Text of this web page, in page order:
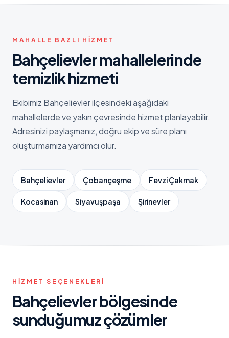
MAHALLE BAZLI HIZMET
Bahçelievlermahallelerinde
temizlik hizmeti
Ekibimiz Bahçelievlerilçesindeki aşağıdaki
mahallelerde ve yakın çevresinde hizmet planlayabilir.
Adresinizi paylaşmanız, doğru ekip ve süre planı
oluşturmamıza yardımcı olur.
Bahçelievler Çobançeşme Fevzi Çakmak
Kocasinan Siyavuşpaşa Şirinevler
HIZMET SEÇENEKLERI
Bahçelievlerbölgesinde
sunduğumuz çözümler